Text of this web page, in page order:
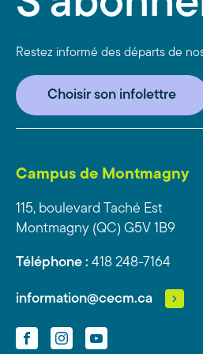
Restez informé des départs de
Choisir son infolettre
Campus de Montmagny
115, boulevard Taché Est
Montmagny (QC) G5V 1B9
Téléphone : 418 248-7164
information@cecm.ca
FacebookInstagramYouTube